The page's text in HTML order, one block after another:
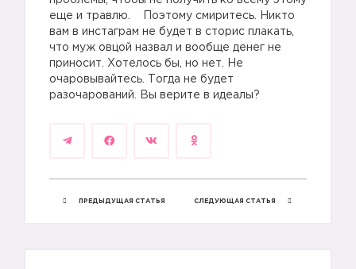
еще и травлю. Поэтому смиритесь. Никто
вам в инстаграм не будет в сторис плакать,
что муж овцой назвал и вообще денег не
приносит. Хотелось бы, но нет. Не
очаровывайтесь. Тогда не будет
разочарований. Вы верите в идеалы?
ПРЕДЫДУЩАЯ СТАТЬЯ СЛЕДУЮЩАЯ СТАТЬЯ